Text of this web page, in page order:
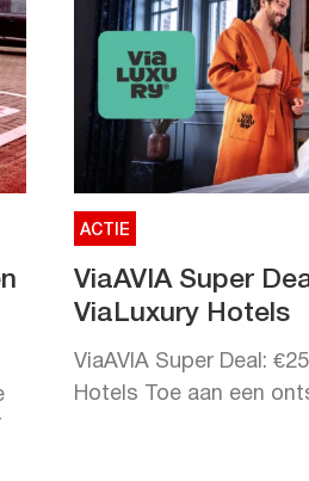
ACTIE
ViaAVIA Super
ViaLuxury Hotels
ViaAVIA Super Deal:
Hotels Toe aan een